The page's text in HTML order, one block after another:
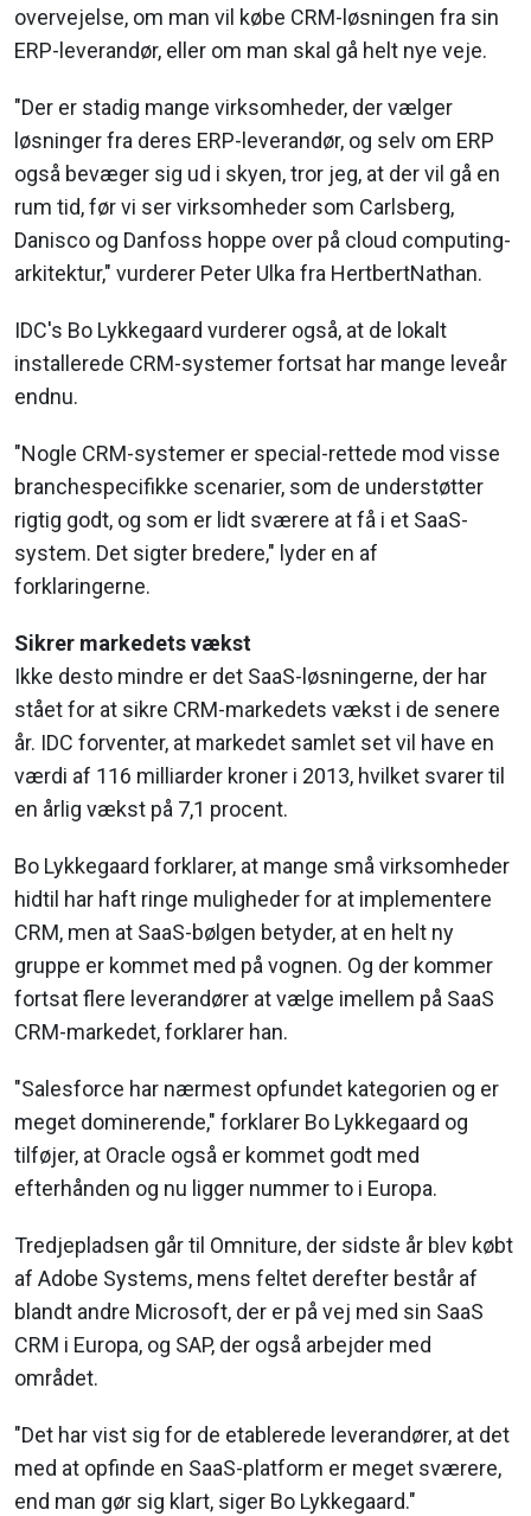
overvejelse, om man vil købe CRM-løsningen fra sin
ERP-leverandør, eller om man skal gå helt nye veje.
"Der er stadig mange virksomheder, der vælger
løsninger fra deres ERP-leverandør, og selv om ERP
også bevæger sig ud i skyen, tror jeg, at der vil gå en
rum tid, før vi ser virksomheder som Carlsberg,
Danisco og Danfoss hoppe over på cloud computing-
arkitektur," vurderer Peter Ulka fra HertbertNathan.
IDC's Bo Lykkegaard vurderer også, at de lokalt
installerede CRM-systemer fortsat har mange leveår
endnu.
"Nogle CRM-systemer er special-rettede mod visse
branchespecifikke scenarier, som de understøtter
rigtig godt, og som er lidt sværere at få i et SaaS-
system. Det sigter bredere," lyder en af
forklaringerne.
Sikrer markedets vækst
Ikke desto mindre er det SaaS-løsningerne, der har
stået for at sikre CRM-markedets vækst i de senere
år. IDC forventer, at markedet samlet set vil have en
værdi af 116 milliarder kroner i 2013, hvilket svarer til
en årlig vækst på 7,1 procent.
Bo Lykkegaard forklarer, at mange små virksomheder
hidtil har haft ringe muligheder for at implementere
CRM, men at SaaS-bølgen betyder, at en helt ny
gruppe er kommet med på vognen. Og der kommer
fortsat flere leverandører at vælge imellem på SaaS
CRM-markedet, forklarer han.
"Salesforce har nærmest opfundet kategorien og er
meget dominerende," forklarer Bo Lykkegaard og
tilføjer, at Oracle også er kommet godt med
efterhånden og nu ligger nummer to i Europa.
Tredjepladsen går til Omniture, der sidste år blev købt
af Adobe Systems, mens feltet derefter består af
blandt andre Microsoft, der er på vej med sin SaaS
CRM i Europa, og SAP, der også arbejder med
området.
"Det har vist sig for de etablerede leverandører, at det
med at opfinde en SaaS-platform er meget sværere,
end man gør sig klart, siger Bo Lykkegaard."